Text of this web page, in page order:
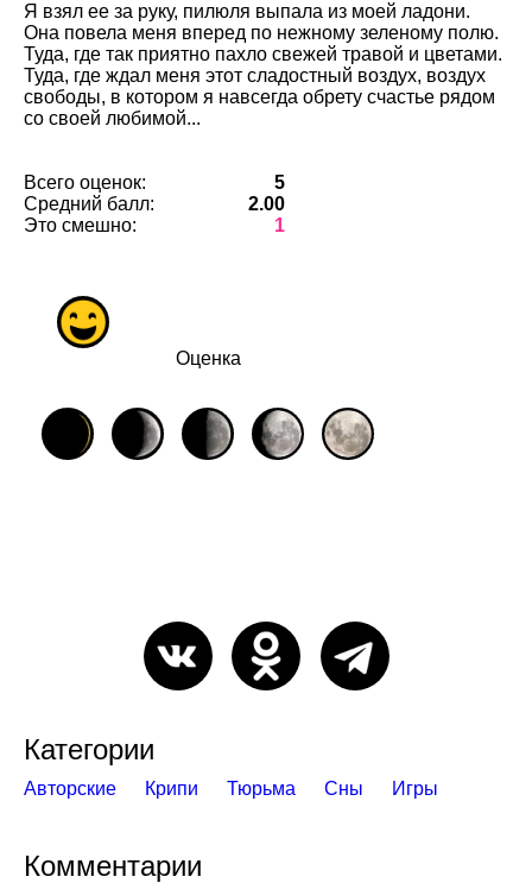
Я взял ее за руку, пилюля выпала из моей ладони.
Она повела меня вперед по нежному зеленому полю.
Туда, где так приятно пахло свежей травой и цветами.
Туда, где ждал меня этот сладостный воздух, воздух
свободы, в котором я навсегда обрету счастье рядом
со своей любимой...
Всего оценок:
5
Средний балл:
2.00
Это смешно:
1
Оценка
Категории
Авторские Крипи Тюрьма Сны Игры
Комментарии